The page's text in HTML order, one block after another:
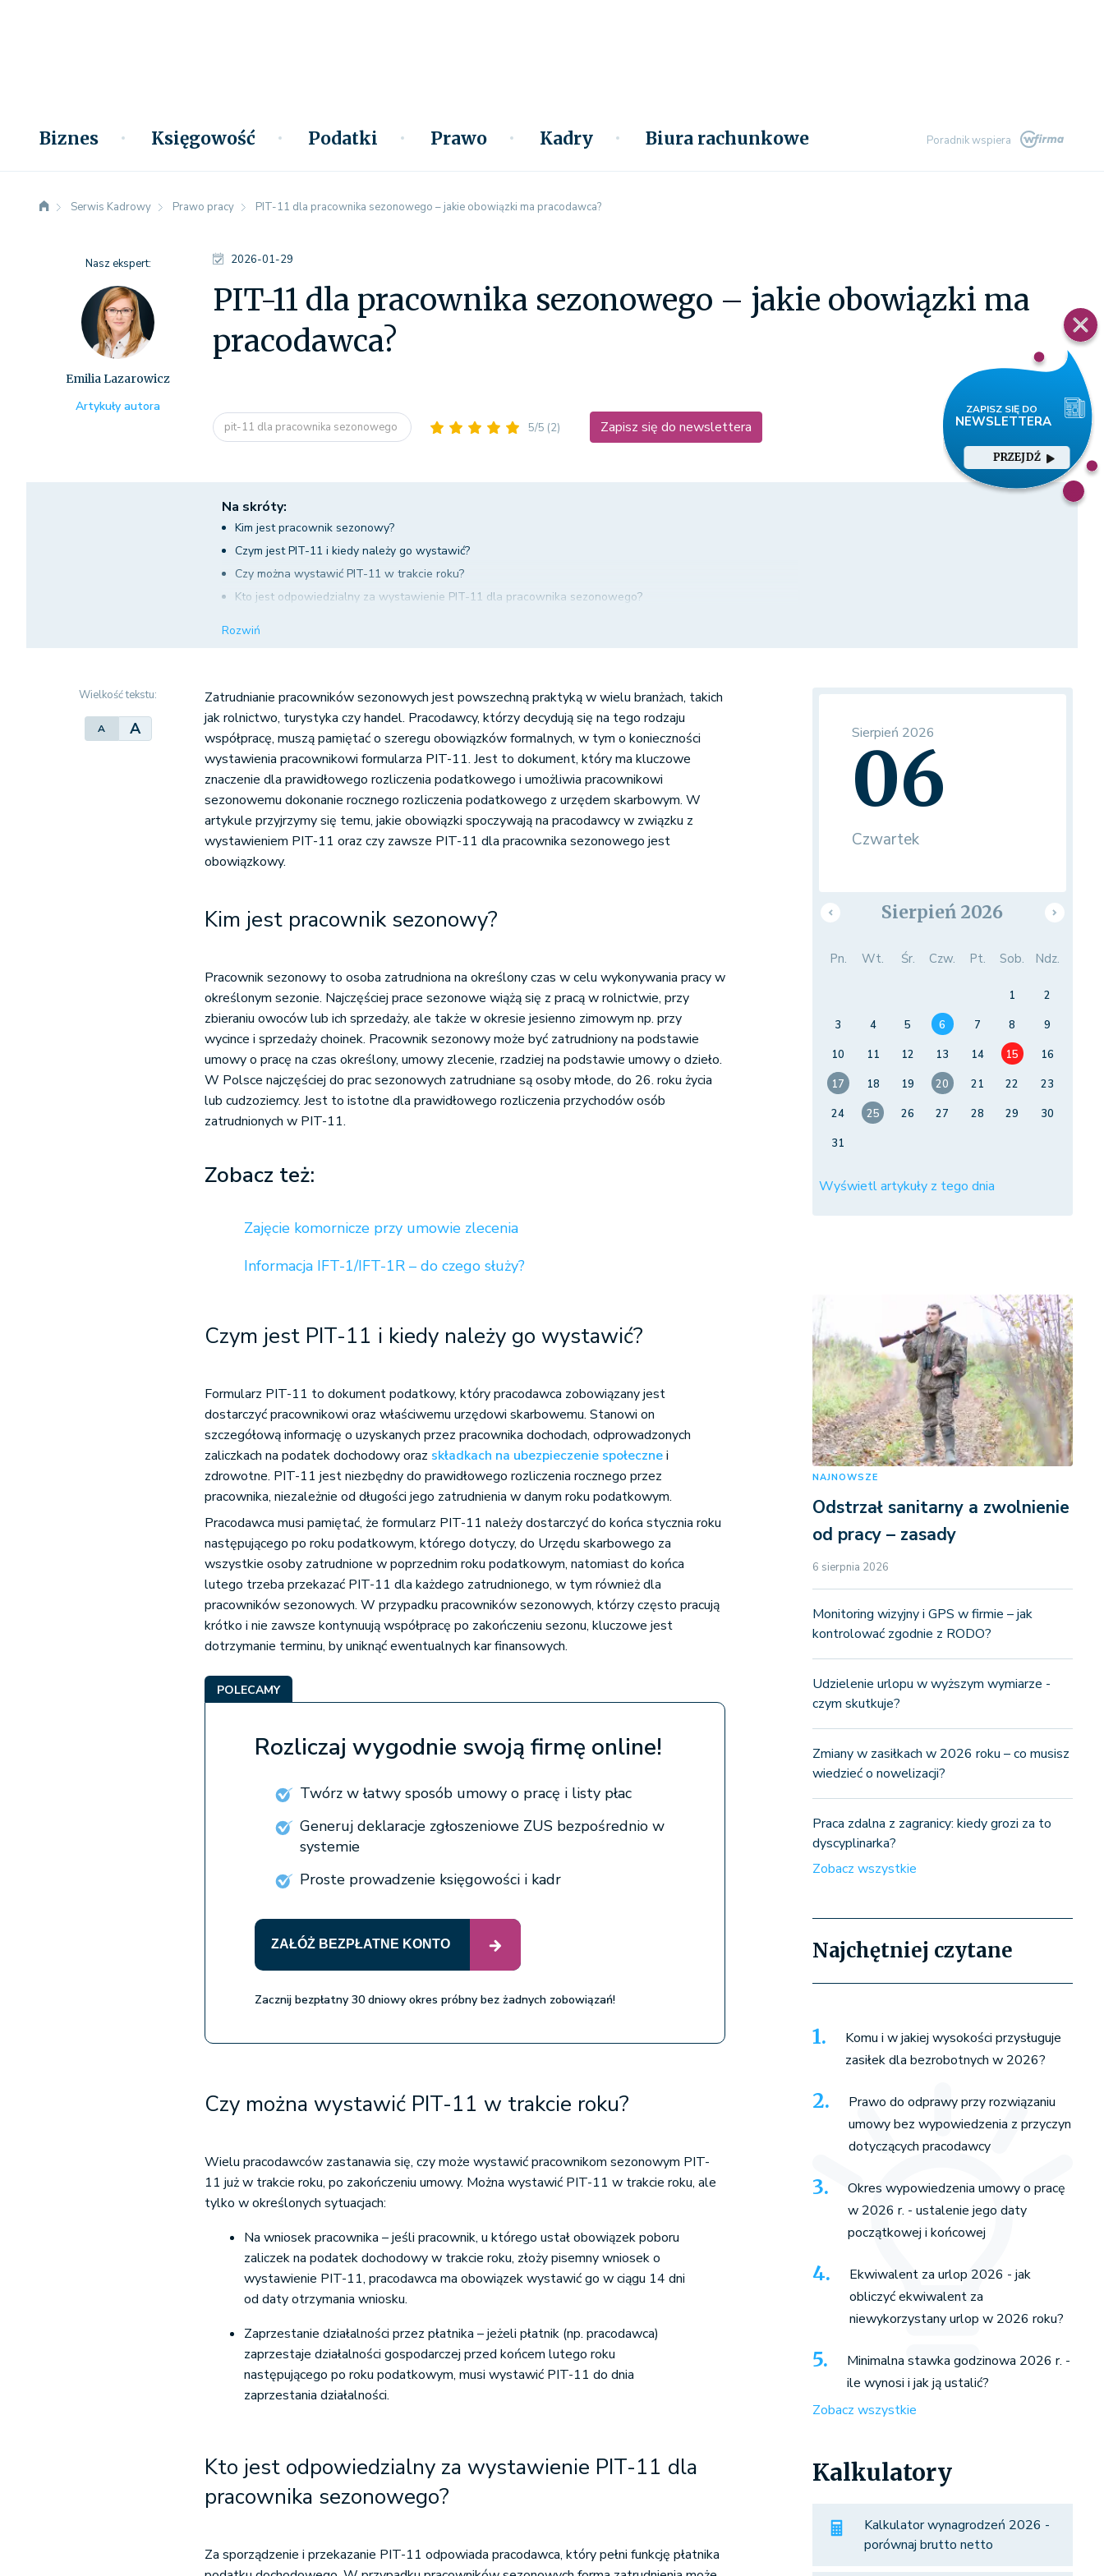
Biznes Księgowość Podatki Prawo Kadry Biura rachunkowe Poradnik wspiera
PRZEJDŹ
Serwis Kadrowy Prawo pracy PIT-11 dla pracownika sezonowego – jakie obowiązki ma pracodawca?
2026-01-29
PIT-11 dla pracownika sezonowego – jakie obowiązki ma
pracodawca?
pit-11 dla pracownika sezonowego 5/5 (2) Zapisz się do newslettera
Nasz ekspert:
Emilia Lazarowicz
Artykuły autora
Na skróty:
Kim jest pracownik sezonowy?
Czym jest PIT-11 i kiedy należy go wystawić?
Czy można wystawić PIT-11 w trakcie roku?
Kto jest odpowiedzialny za wystawienie PIT-11 dla pracownika sezonowego?
Składki na ubezpieczenie zdrowotne i społeczne
Konsekwencje braku wystawienia PIT-11 dla pracownika sezonowego
PIT-11 dla obcokrajowców pracujących sezonowo
Podsumowanie
Rozwiń
Wielkość tekstu:
A A
Zatrudnianie pracowników sezonowych jest powszechną praktyką w wielu branżach, takich
jak rolnictwo, turystyka czy handel. Pracodawcy, którzy decydują się na tego rodzaju
współpracę, muszą pamiętać o szeregu obowiązków formalnych, w tym o konieczności
wystawienia pracownikowi formularza PIT-11. Jest to dokument, który ma kluczowe
znaczenie dla prawidłowego rozliczenia podatkowego i umożliwia pracownikowi
sezonowemu dokonanie rocznego rozliczenia podatkowego z urzędem skarbowym. W
artykule przyjrzymy się temu, jakie obowiązki spoczywają na pracodawcy w związku z
wystawieniem PIT-11 oraz czy zawsze PIT-11 dla pracownika sezonowego jest
obowiązkowy.
Kim jest pracownik sezonowy?
Pracownik sezonowy to osoba zatrudniona na określony czas w celu wykonywania pracy w
określonym sezonie. Najczęściej prace sezonowe wiążą się z pracą w rolnictwie, przy
zbieraniu owoców lub ich sprzedaży, ale także w okresie jesienno zimowym np. przy
wycince i sprzedaży choinek. Pracownik sezonowy może być zatrudniony na podstawie
umowy o pracę na czas określony, umowy zlecenie, rzadziej na podstawie umowy o dzieło.
W Polsce najczęściej do prac sezonowych zatrudniane są osoby młode, do 26. roku życia
lub cudzoziemcy. Jest to istotne dla prawidłowego rozliczenia przychodów osób
zatrudnionych w PIT-11.
Zobacz też:
Zajęcie komornicze przy umowie zlecenia
Informacja IFT-1/IFT-1R – do czego służy?
Czym jest PIT-11 i kiedy należy go wystawić?
Formularz PIT-11 to dokument podatkowy, który pracodawca zobowiązany jest
dostarczyć pracownikowi oraz właściwemu urzędowi skarbowemu. Stanowi on
szczegółową informację o uzyskanych przez pracownika dochodach, odprowadzonych
zaliczkach na podatek dochodowy oraz składkach na ubezpieczenie społecznei
zdrowotne. PIT-11 jest niezbędny do prawidłowego rozliczenia rocznego przez
pracownika, niezależnie od długości jego zatrudnienia w danym roku podatkowym.
Pracodawca musi pamiętać, że formularz PIT-11 należy dostarczyć do końca stycznia roku
następującego po roku podatkowym, którego dotyczy, do Urzędu skarbowego za
wszystkie osoby zatrudnione w poprzednim roku podatkowym, natomiast do końca
lutego trzeba przekazać PIT-11 dla każdego zatrudnionego, w tym również dla
pracowników sezonowych. W przypadku pracowników sezonowych, którzy często pracują
krótko i nie zawsze kontynuują współpracę po zakończeniu sezonu, kluczowe jest
dotrzymanie terminu, by uniknąć ewentualnych kar finansowych.
POLECAMY
Rozliczaj wygodnie swoją firmę online!
Twórz w łatwy sposób umowy o pracę i listy płac
Generuj deklaracje zgłoszeniowe ZUS bezpośrednio w
systemie
Proste prowadzenie księgowości i kadr
ZAŁÓŻ BEZPŁATNE KONTO
Zacznij bezpłatny 30 dniowy okres próbny bez żadnych zobowiązań!
Czy można wystawić PIT-11 w trakcie roku?
Wielu pracodawców zastanawia się, czy może wystawić pracownikom sezonowym PIT-
11 już w trakcie roku, po zakończeniu umowy. Można wystawić PIT-11 w trakcie roku, ale
tylko w określonych sytuacjach:
Na wniosek pracownika – jeśli pracownik, u którego ustał obowiązek poboru
zaliczek na podatek dochodowy w trakcie roku, złoży pisemny wniosek o
wystawienie PIT-11, pracodawca ma obowiązek wystawić go w ciągu 14 dni
od daty otrzymania wniosku.
Zaprzestanie działalności przez płatnika – jeżeli płatnik (np. pracodawca)
zaprzestaje działalności gospodarczej przed końcem lutego roku
następującego po roku podatkowym, musi wystawić PIT-11 do dnia
zaprzestania działalności.
Kto jest odpowiedzialny za wystawienie PIT-11 dla
pracownika sezonowego?
Za sporządzenie i przekazanie PIT-11 odpowiada pracodawca, który pełni funkcję płatnika
Sierpień 2026
06
Czwartek
Sierpień 2026
Pn. Wt. Śr. Czw. Pt. Sob. Ndz.
1
2
3
4 5 6 7 8
9
10
11 12 13 14 15
16
17
18 19 20 21 22
23
24
25 26 27 28 29
30
31
Wyświetl artykuły z tego dnia
NAJNOWSZE
Odstrzał sanitarny a zwolnienie
od pracy – zasady
6 sierpnia 2026
Monitoring wizyjny i GPS w firmie – jak
kontrolować zgodnie z RODO?
Udzielenie urlopu w wyższym wymiarze -
czym skutkuje?
Zmiany w zasiłkach w 2026 roku – co musisz
wiedzieć o nowelizacji?
Praca zdalna z zagranicy: kiedy grozi za to
dyscyplinarka?
Zobacz wszystkie
Najchętniej czytane
Komu i w jakiej wysokości przysługuje
zasiłek dla bezrobotnych w 2026?
Prawo do odprawy przy rozwiązaniu
umowy bez wypowiedzenia z przyczyn
dotyczących pracodawcy
Okres wypowiedzenia umowy o pracę
w 2026 r. - ustalenie jego daty
początkowej i końcowej
Ekwiwalent za urlop 2026 - jak
obliczyć ekwiwalent za
niewykorzystany urlop w 2026 roku?
Minimalna stawka godzinowa 2026 r. -
ile wynosi i jak ją ustalić?
Zobacz wszystkie
Kalkulatory
Kalkulator wynagrodzeń 2026 -
porównaj brutto netto